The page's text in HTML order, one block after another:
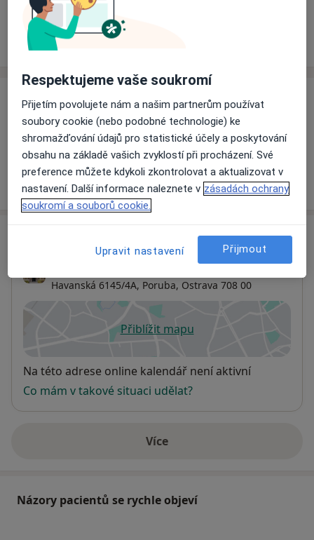
Ceník
Ceník
Informace o službách a cenách nejsou k dispozici
Tento specialista ještě nepřidával žádné informace o
svých službách.
Havanská 6145/4A, Poruba, Ostrava 708 00
Přiblížit mapuse otevře v nové záložce
Dostupnost
Na této adrese online kalendář není aktivní
Co mám v takové situaci udělat?
Víceo adrese
Názory pacientů se rychle objeví
Respektujeme vaše soukromí
Přijetím povolujete nám a našim partnerům používat
soubory cookie (nebo podobné technologie) ke
shromažďování údajů pro statistické účely a poskytování
obsahu na základě vašich zvyklostí při procházení. Své
preference můžete kdykoli zkontrolovat a aktualizovat v
nastavení. Další informace naleznete v zásadách ochrany
soukromí a souborů cookie.
Upravit nastavení Přijmout